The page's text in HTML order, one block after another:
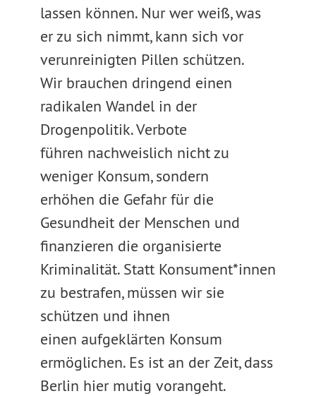
lassen können. Nur wer weiß, was
er zu sich nimmt, kann sich vor
verunreinigten Pillen schützen.
Wir brauchen dringend einen
radikalen Wandel in der
Drogenpolitik. Verbote
führen nachweislich nicht zu
weniger Konsum, sondern
erhöhen die Gefahr für die
Gesundheit der Menschen und
finanzieren die organisierte
Kriminalität. Statt Konsument*innen
zu bestrafen, müssen wir sie
schützen und ihnen
einen aufgeklärten Konsum
ermöglichen. Es ist an der Zeit, dass
Berlin hier mutig vorangeht.